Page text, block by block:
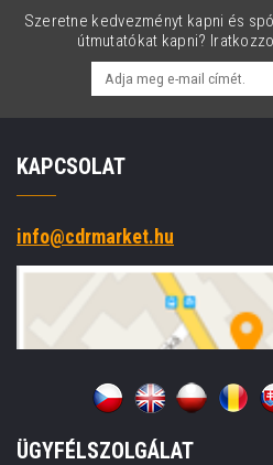
Szeretne kedvezményt kapni és
útmutatókat kapni?
KAPCSOLAT
info@cdrmarket.hu
ÜGYFÉLSZOLGÁLAT